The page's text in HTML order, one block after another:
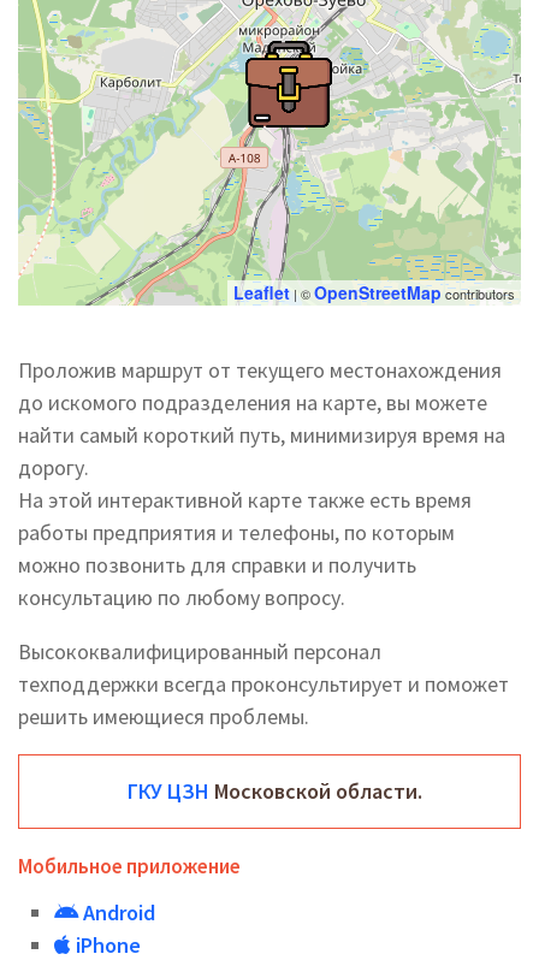
Leaflet | ©OpenStreetMapcontributors
Проложив маршрут от текущего местонахождения
до искомого подразделения на карте, вы можете
найти самый короткий путь, минимизируя время на
дорогу.
На этой интерактивной карте также есть время
работы предприятия и телефоны, по которым
можно позвонить для справки и получить
консультацию по любому вопросу.
Высококвалифицированный персонал
техподдержки всегда проконсультирует и поможет
решить имеющиеся проблемы.
ГКУ ЦЗН Московской области.
Мобильное приложение
Android
iPhone